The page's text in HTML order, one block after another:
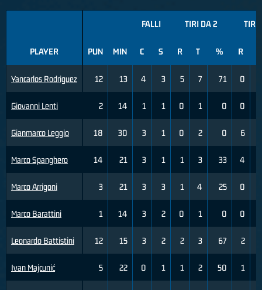
PLAYER
Yancarlos Rodriguez
Giovanni Lenti
Gianmarco Leggio
Marco Spanghero
Marco Arrigoni
Marco Barattini
Leonardo Battistini
Ivan Majcunić
FALLI TIRI DA 2 TIRI
PUN MIN C S R T % R
12 13 4 3 5 7 71 0
2 14 1 1 0 1 0 0
18 30 3 1 0 2 0 6
14 21 3 1 1 3 33 4
3 21 3 3 1 4 25 0
1 14 3 2 0 1 0 0
12 15 3 2 2 3 67 2
5 22 0 1 1 2 50 1